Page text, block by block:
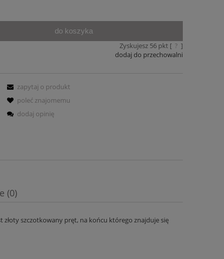
do koszyka
Zyskujesz 56pkt [ ? ]
dodaj do przechowalni
zapytaj o produkt
poleć znajomemu
dodaj opinię
(0)
szczotkowany pręt, na końcu którego znajduje się